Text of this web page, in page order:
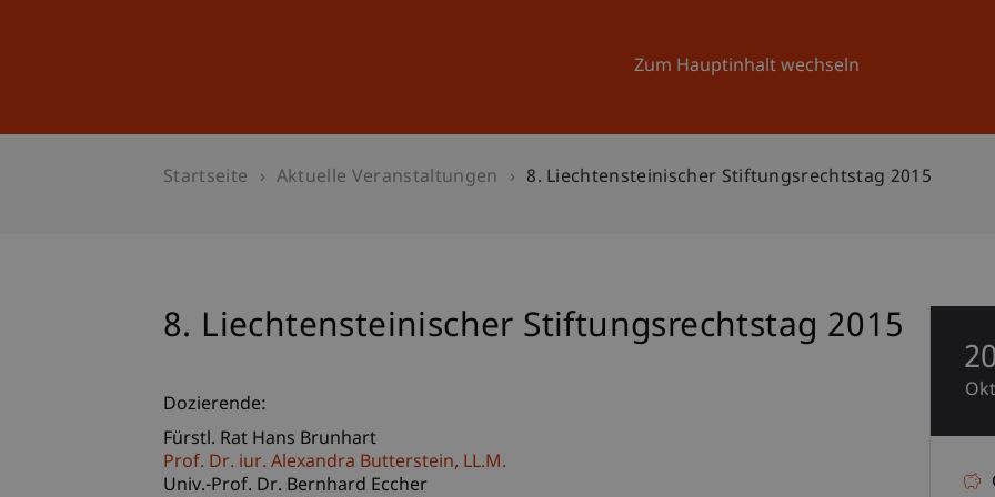
Zum Hauptinhalt wechseln
Universität Aktuelles
Startseite Aktuelle Veranstaltungen 8. Liechtensteinischer Stiftungsrechtstag 2015
8. Liechtensteinischer Stiftungsrechtstag 2015
Dozierende:
Fürstl. Rat Hans Brunhart
Prof. Dr. iur. Alexandra Butterstein LL.M.
Univ.-Prof. Dr. Bernhard Eccher
20
Okt